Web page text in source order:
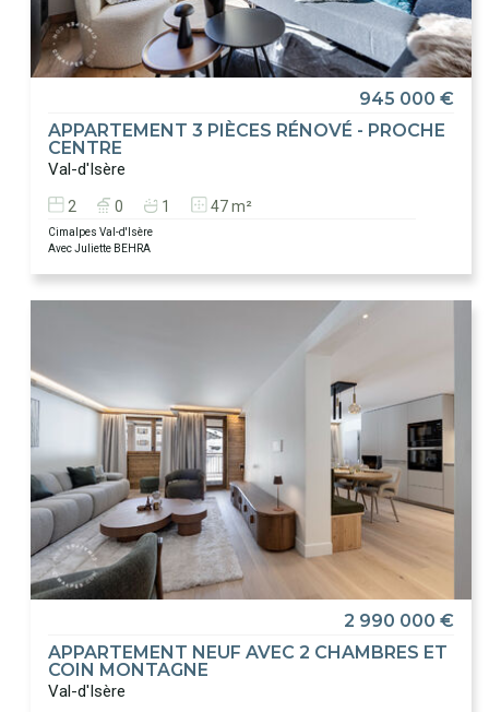
945 000 €
APPARTEMENT 3 PIÈCES RÉNOVÉ - PROCHE
CENTRE
Val-d'Isère
2 0 1 47 m²
Cimalpes Val-d'Isère
Avec Juliette BEHRA
2 990 000 €
APPARTEMENT NEUF AVEC 2 CHAMBRES ET
COIN MONTAGNE
Val-d'Isère